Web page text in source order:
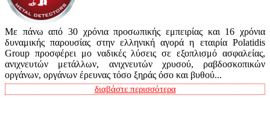
Με πάνω από 30 χρόνια προσωπικής εμπειρίας και 16 χρόνια
δυναμικής παρουσίας στην ελληνική αγορά η εταιρία Polatidis
Group προσφέρει μο ναδικές λύσεις σε εξοπλισμό ασφαλείας,
ανιχνευτών μετάλλων, ανιχνευτών χρυσού, ραβδοσκοπικών
οργάνων, οργάνων έρευνας τόσο ξηράς όσο και βυθού...
διαβάστε περισσότερα